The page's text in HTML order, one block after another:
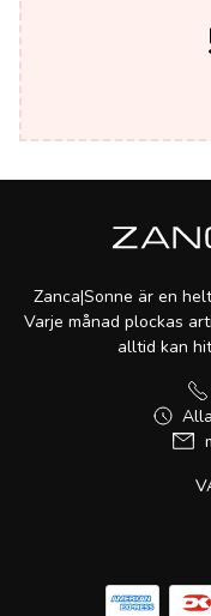
Zanca|Sonne är en
Varje månad plockas
alltid kan